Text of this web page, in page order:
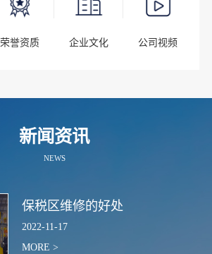
荣誉资质 企业文化 公司视频
新闻资讯
NEWS
保税区维修的好处
2022-11-17
MORE >